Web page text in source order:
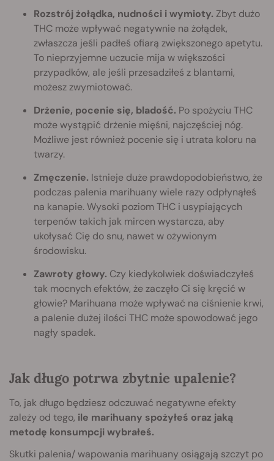
Rozstrój żołądka, nudności i wymioty. Zbyt dużo
THC może wpływać negatywnie na żołądek,
zwłaszcza jeśli padłeś ofiarą zwiększonego apetytu.
To nieprzyjemne uczucie mija w większości
przypadków, ale jeśli przesadziłeś z blantami,
możesz zwymiotować.
Drżenie, pocenie się, bladość. Po spożyciu THC
może wystąpić drżenie mięśni, najczęściej nóg.
Możliwe jest również pocenie się i utrata koloru na
twarzy.
Zmęczenie. Istnieje duże prawdopodobieństwo, że
podczas palenia marihuany wiele razy odpłynąłeś
na kanapie. Wysoki poziom THC i usypiających
terpenów takich jak mircen wystarcza, aby
ukołysać Cię do snu, nawet w ożywionym
środowisku.
Zawroty głowy. Czy kiedykolwiek doświadczyłeś
tak mocnych efektów, że zaczęło Ci się kręcić w
głowie? Marihuana może wpływać na ciśnienie krwi,
a palenie dużej ilości THC może spowodować jego
nagły spadek.
Jak długo potrwa zbytnie upalenie?
To, jak długo będziesz odczuwać negatywne efekty
zależy od tego, ile marihuany spożyłeś oraz jaką
metodę konsumpcji wybrałeś.
Skutki palenia/ wapowania marihuany osiągają szczyt po